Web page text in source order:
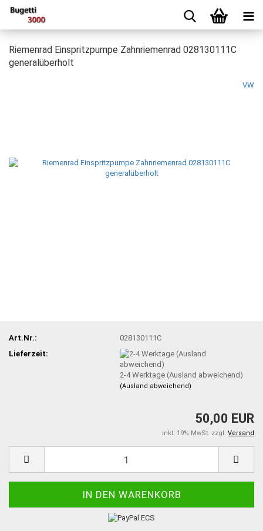
Riemenrad Einspritzpumpe Zahnriemenrad 028130111C
generalüberholt
VW
Art.Nr.:
028130111C
Lieferzeit:
2-4 Werktage (Ausland abweichend)
(Ausland abweichend)
50,00 EUR
inkl. 19% MwSt. zzgl. Versand